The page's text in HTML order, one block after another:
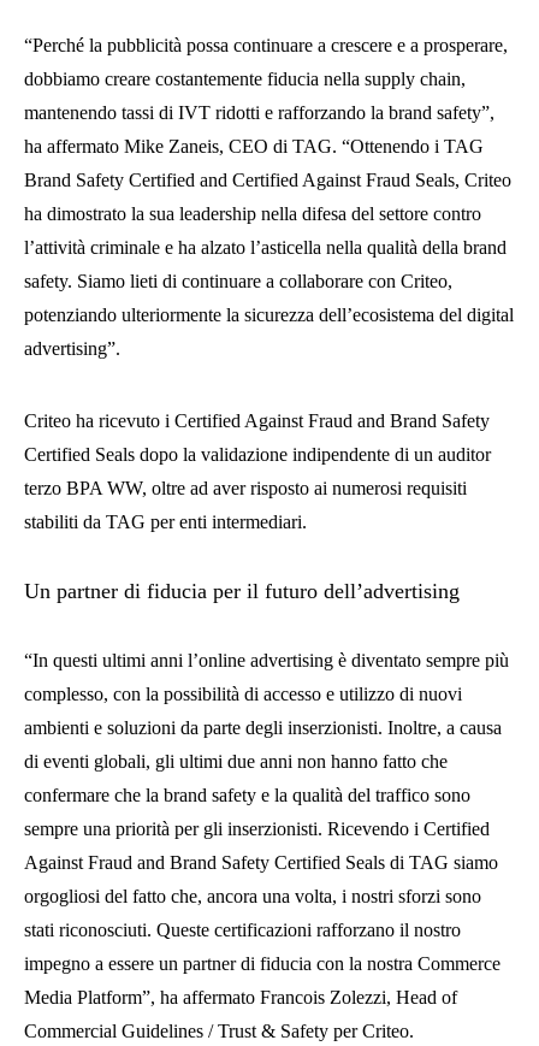
“Perché la pubblicità possa continuare a crescere e a prosperare,
dobbiamo creare costantemente fiducia nella supply chain,
mantenendo tassi di IVT ridotti e rafforzando la brand safety”,
ha affermato Mike Zaneis, CEO di TAG. “Ottenendo i TAG
Brand Safety Certified and Certified Against Fraud Seals, Criteo
ha dimostrato la sua leadership nella difesa del settore contro
l’attività criminale e ha alzato l’asticella nella qualità della brand
safety. Siamo lieti di continuare a collaborare con Criteo,
potenziando ulteriormente la sicurezza dell’ecosistema del digital
advertising”.
Criteo ha ricevuto i Certified Against Fraud and Brand Safety
Certified Seals dopo la validazione indipendente di un auditor
terzo BPA WW, oltre ad aver risposto ai numerosi requisiti
stabiliti da TAG per enti intermediari.
Un partner di fiducia per il futuro dell’advertising
“In questi ultimi anni l’online advertising è diventato sempre più
complesso, con la possibilità di accesso e utilizzo di nuovi
ambienti e soluzioni da parte degli inserzionisti. Inoltre, a causa
di eventi globali, gli ultimi due anni non hanno fatto che
confermare che la brand safety e la qualità del traffico sono
sempre una priorità per gli inserzionisti. Ricevendo i Certified
Against Fraud and Brand Safety Certified Seals di TAG siamo
orgogliosi del fatto che, ancora una volta, i nostri sforzi sono
stati riconosciuti. Queste certificazioni rafforzano il nostro
impegno a essere un partner di fiducia con la nostra Commerce
Media Platform”, ha affermato Francois Zolezzi, Head of
Commercial Guidelines / Trust & Safety per Criteo.